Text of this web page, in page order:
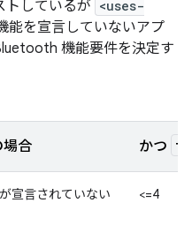
しているが <uses-
能を宣言していないアプ
機能要件を決定す
場合 かつ
が宣言されていない <=4